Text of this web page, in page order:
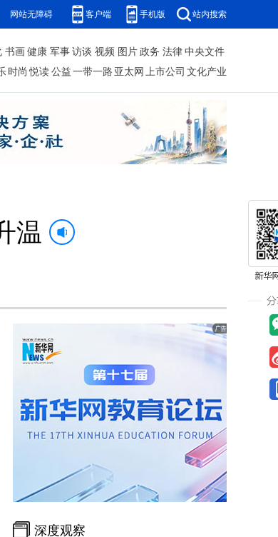
网站无障碍 客户端 手机版 站内搜索
书画 健康 军事 访谈 视频 图片 政务 法律 中央文件
时尚 悦读 公益 一带一路 亚太网 上市公司 文化产业
温
深度观察